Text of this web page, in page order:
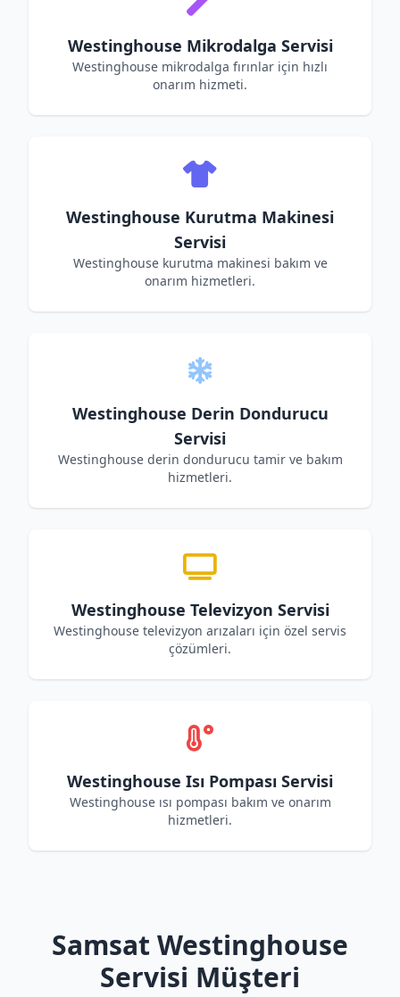
Westinghouse Mikrodalga Servisi
Westinghouse mikrodalga fırınlar için hızlı
onarım hizmeti.
Westinghouse Kurutma Makinesi
Servisi
Westinghouse kurutma makinesi bakım ve
onarım hizmetleri.
Westinghouse Derin Dondurucu
Servisi
Westinghouse derin dondurucu tamir ve bakım
hizmetleri.
Westinghouse Televizyon Servisi
Westinghouse televizyon arızaları için özel servis
çözümleri.
Westinghouse Isı Pompası Servisi
Westinghouse ısı pompası bakım ve onarım
hizmetleri.
Samsat Westinghouse
Servisi Müşteri